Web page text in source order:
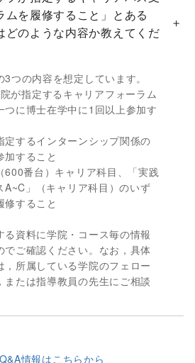
ムを履修すること」とある
どのような内容か教えてくだ
つの内容を想定しています。
が指定するキャリアフォーラム
つに博士在学中に1回以上参加す
定するインターンシップ関係の
加すること
600番台）キャリア科目、「実践
A~C」（キャリア科目）のいず
修すること
る資料に学院・コース毎の情報
でご確認ください。なお，具体
，所属している学院のフェロー
または指導教員の先生にご相談
情報はこちらから